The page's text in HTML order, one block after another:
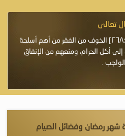
تعالى
﴿الشيطان يعِدُكم الفقر﴾[البقرة:٢٦٨] الخوف من الفقر من أهم أسلحة
أكل الحرام، ومنعهم من الإنفاق
الواجب .
شهر رمضان وفضائل الصيام